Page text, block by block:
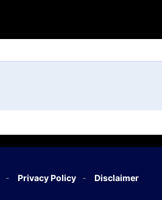
Privacy Policy Disclaimer